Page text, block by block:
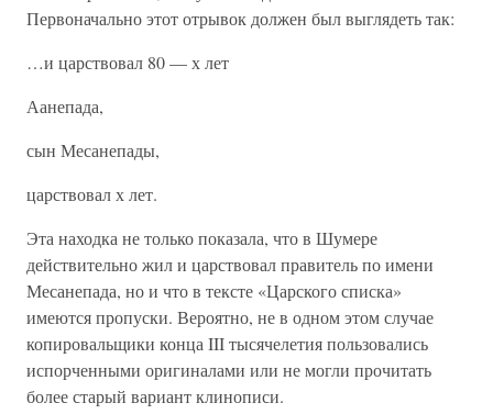
Первоначально этот отрывок должен был выглядеть так:
…и царствовал 80 — х лет
Аанепада,
сын Месанепады,
царствовал х лет.
Эта находка не только показала, что в Шумере
действительно жил и царствовал правитель по имени
Месанепада, но и что в тексте «Царского списка»
имеются пропуски. Вероятно, не в одном этом случае
копировальщики конца III тысячелетия пользовались
испорченными оригиналами или не могли прочитать
более старый вариант клинописи.